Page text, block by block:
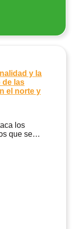
y la
de las
el norte y
los
que se
y
se
justa
y la
es ampliar
el
Alemania.